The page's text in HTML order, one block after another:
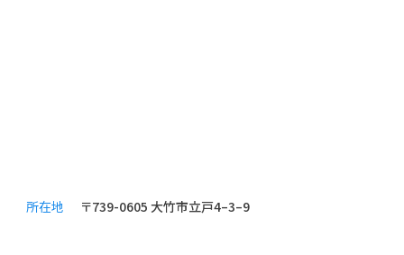
所在地 〒739-0605 大竹市立戸4–3–9